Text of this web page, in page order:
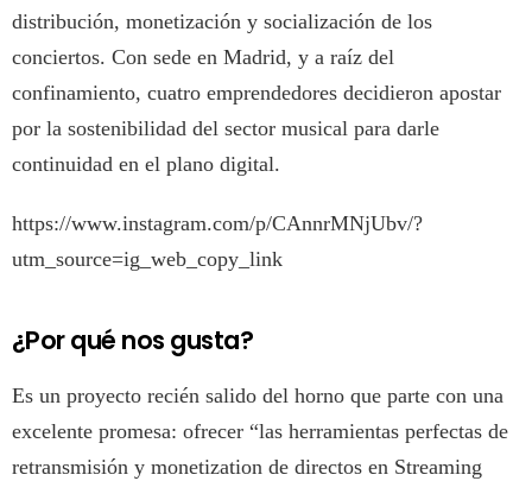
distribución, monetización y socialización de los
conciertos. Con sede en Madrid, y a raíz del
confinamiento, cuatro emprendedores decidieron apostar
por la sostenibilidad del sector musical para darle
continuidad en el plano digital.
https://www.instagram.com/p/CAnnrMNjUbv/?
utm_source=ig_web_copy_link
¿Por qué nos gusta?
Es un proyecto recién salido del horno que parte con una
excelente promesa: ofrecer “las herramientas perfectas de
retransmisión y monetization de directos en Streaming